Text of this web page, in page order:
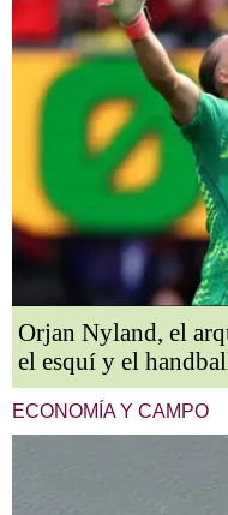
Orjan Nyland, el
el esquí y el
ECONOMÍA Y CAMPO